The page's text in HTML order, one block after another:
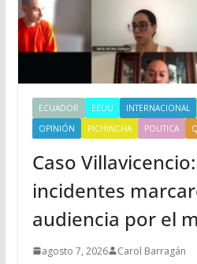
ECUADOR EEUU INTERNACIONAL
OPINIÓN
PICHINCHA POLITICA
Caso
incidentes
audiencia por el
agosto 7, 2026 Carol Barragán